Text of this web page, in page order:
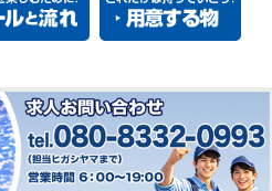
。
て美味しい一日をお過ごし
の方も大歓迎です。